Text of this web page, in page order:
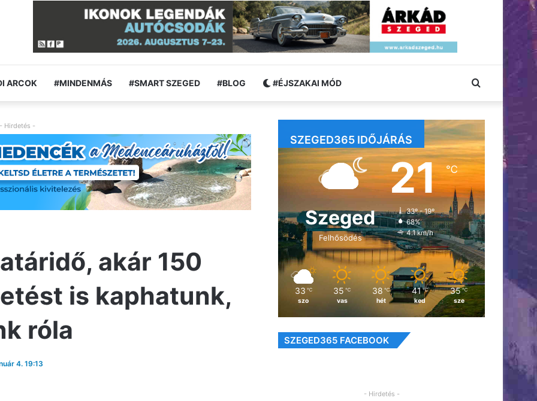
ARCOK #MINDENMÁS #SMART SZEGED #BLOG #ÉJSZAKAI MÓD Keresés:
- Hirdetés -
akár 150
is kaphatunk,
róla
4. 19:13
SZEGED365 IDŐJÁRÁS
Szeged
Felhősödés
21℃
33º - 19º
68%
4.1 km/h
33 ℃
szo
35 ℃
vas
38 ℃
hét
41 ℃
ked
35 ℃
sze
SZEGED365 FACEBOOK
- Hirdetés -